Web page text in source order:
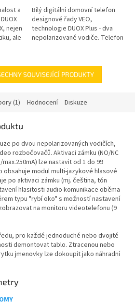
a
nejen
ale
Bílý digitální domovní telefon
designové řady VEO,
technologie DUOX Plus - dva
nepolarizované vodiče. Telefon
Strukturovaná...
SOUVISEJÍCÍ PRODUKTY
(1) Hodnocení Diskuze
po dvou nepolarizovaných vodičích,
rozbočovačů. Aktivaci zámku (NO/NC
lze nastavit od 1 do 99
obsahuje modul multi-jazykové hlasové
po aktivaci zámku (mj. čeština, tón
hlasitosti audio komunikace oběma
typu "rybí oko" s možností nastavení
na monitoru videotelefonu (9
pro každé jednoduché nebo dvojité
demontovat tablo. Ztracenou nebo
jmenovky lze dokoupit jako náhradní